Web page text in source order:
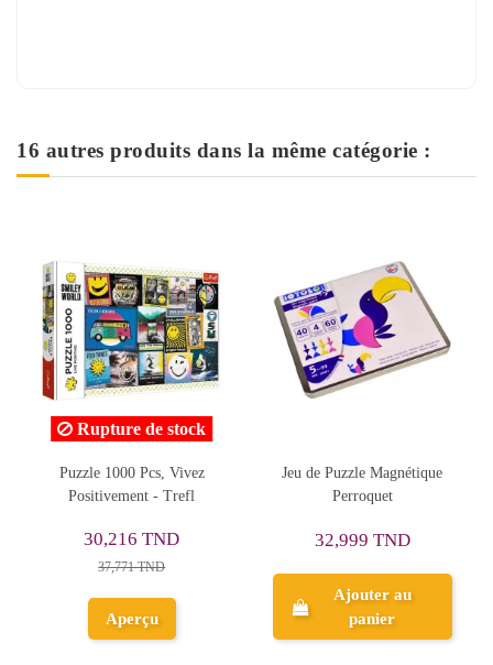
16 autres produits dans la même catégorie :
Jeu de Puzzle Magnétique
Perroquet
32,999 TND
Ajouter au
panier
Puzzle Fireman Sam 24pcs
Maxi - Trefl
29,255 TND
Aperçu